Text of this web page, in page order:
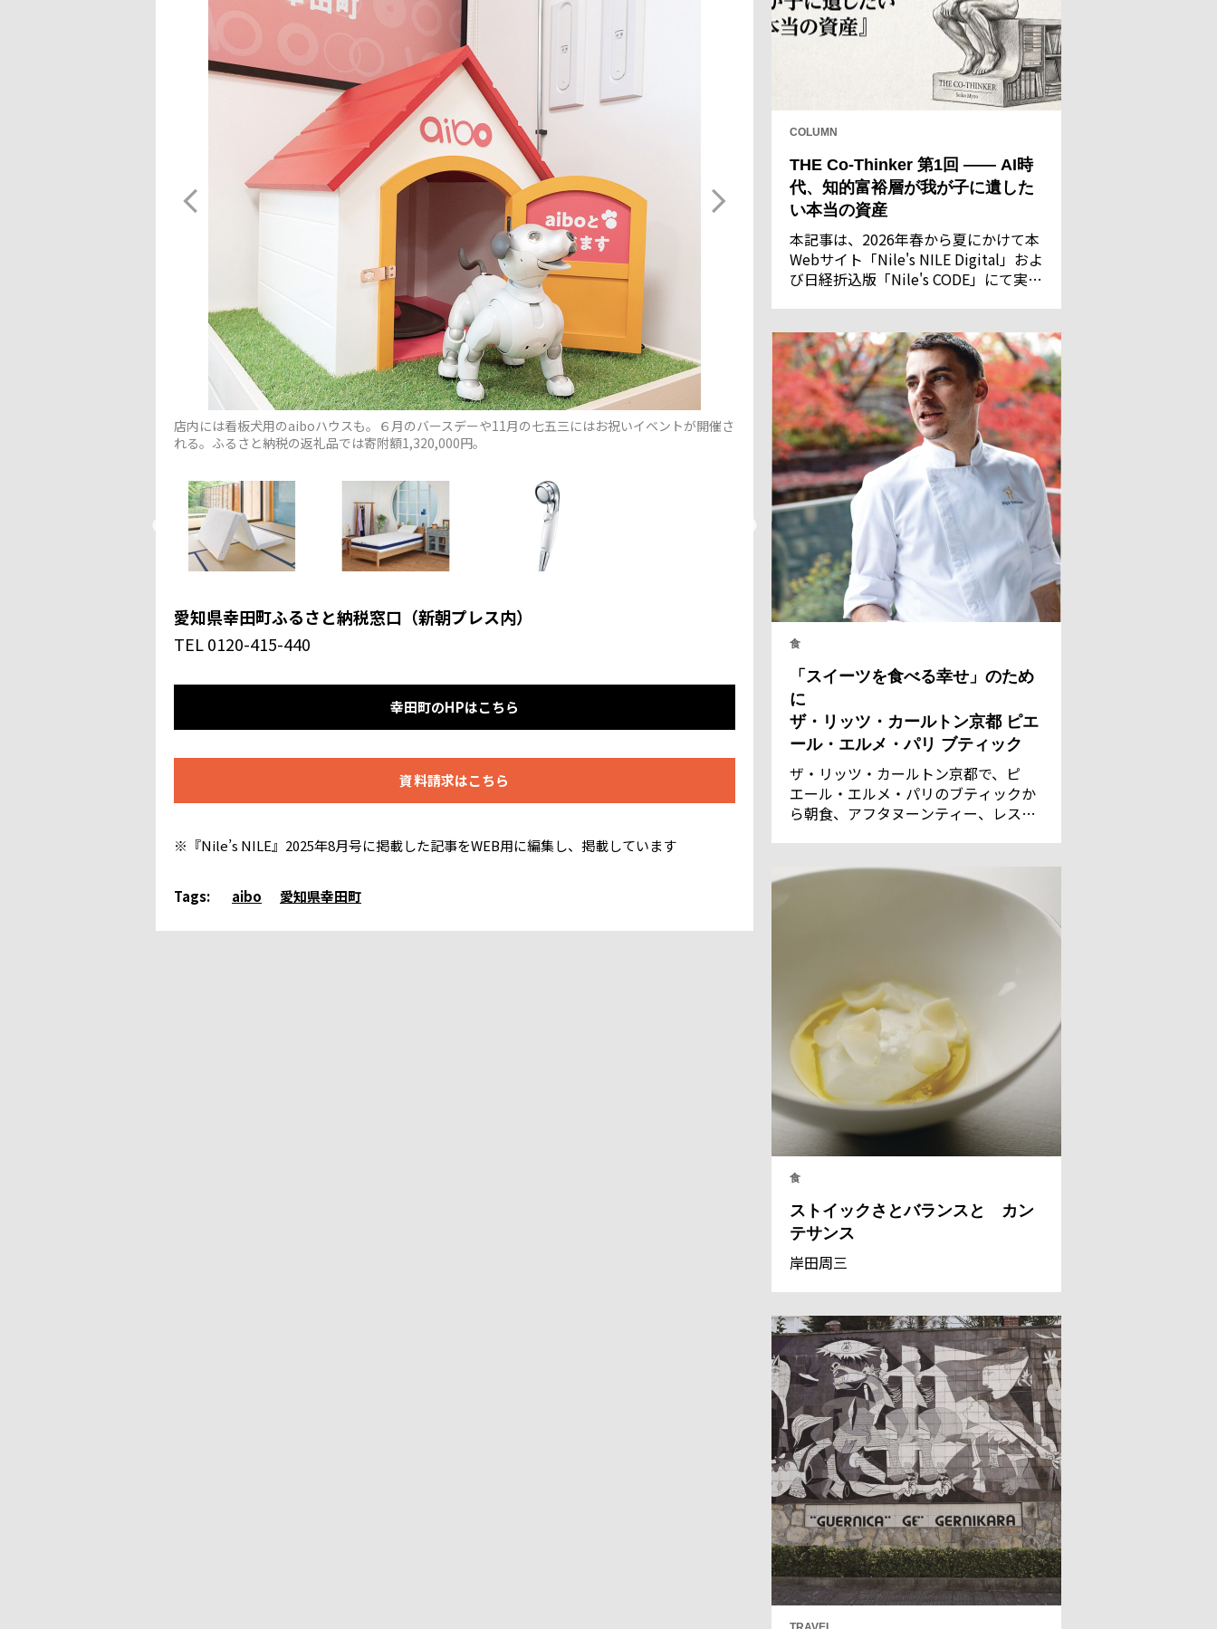
店内には看板犬用のaiboハウスも。６月のバースデーや11月の七五三にはお祝いイベントが開催さ
れる。ふるさと納税の返礼品では寄附額1,320,000円。
愛知県幸田町ふるさと納税窓口（新朝プレス内）
TEL 0120-415-440
幸田町のHPはこちら
資料請求はこちら
※『Nile’s NILE』2025年8月号に掲載した記事をWEB用に編集し、掲載しています
Tags: aibo 愛知県幸田町
COLUMN
THE Co-Thinker 第1回 —— AI時
代、知的富裕層が我が子に遺した
い本当の資産
本記事は、2026年春から夏にかけて本
Webサイト「Nile's NILE Digital」およ
び日経折込版「Nile's CODE」にて実施
食
「スイーツを食べる幸せ」のため
に
ザ・リッツ・カールトン京都 ピエ
ール・エルメ・パリ ブティック
ザ・リッツ・カールトン京都で、ピ
エール・エルメ・パリのブティックか
ら朝食、アフタヌーンティー、レスト
全国からのゲストのために、今日も甘
く美しい、魔法のようなスイーツを作
食
ストイックさとバランスと カン
テサンス
岸田周三